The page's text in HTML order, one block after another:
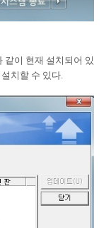
같이 현재 설치되어 있
치할 수 있다.